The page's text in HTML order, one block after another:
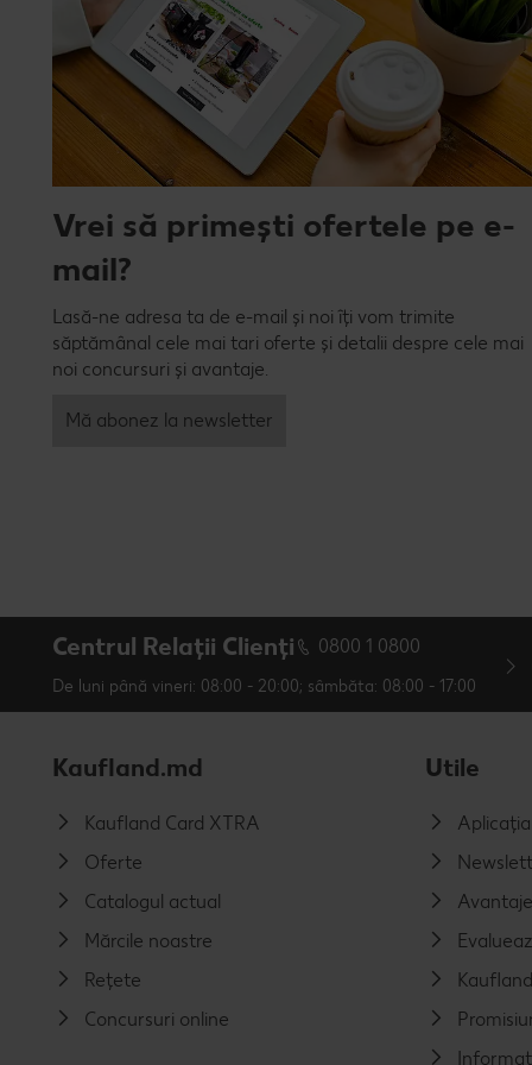
Vrei să primești ofertele pe e-
mail?
Lasă-ne adresa ta de e-mail și noi îți vom trimite
săptămânal cele mai tari oferte și detalii despre cele mai
noi concursuri și avantaje.
Mă abonez la newsletter
Centrul Relații Clienți 0800 1 0800
De luni până vineri: 08:00 - 20:00; sâmbăta: 08:00 - 17:00
Kaufland.md
Kaufland Card XTRA
Oferte
Catalogul actual
Mărcile noastre
Rețete
Concursuri online
Utile
Avantaje